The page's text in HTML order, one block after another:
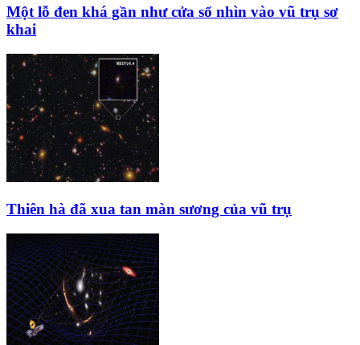
Một lỗ đen khá gần như cửa sổ nhìn vào vũ trụ sơ
khai
Thiên hà đã xua tan màn sương của vũ trụ